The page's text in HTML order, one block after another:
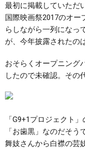
最初に掲載していただ
国際映画祭2017のオ
らしながら一列になっ
が、今年披露されたの
おそらくオープニング
したので未確認。その
「G9+1プロジェクト
「お歯黒」なのだそ
舞妓さんから白襟の芸